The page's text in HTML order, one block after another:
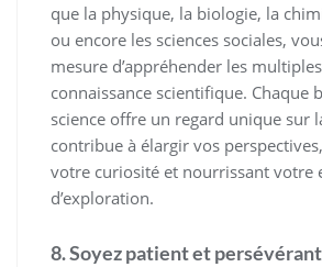
que la physique, la biologie, la
ou encore les sciences sociales,
mesure d’appréhender les
connaissance scientifique. Chaque
science offre un regard unique sur
contribue à élargir vos
votre curiosité et nourrissant votre
d’exploration.
8. Soyez patient et